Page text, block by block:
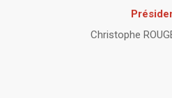
Christophe